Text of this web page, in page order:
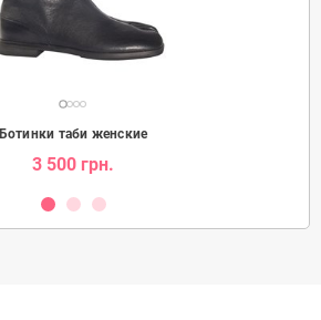
Ботинки таби женские
3 500 грн.